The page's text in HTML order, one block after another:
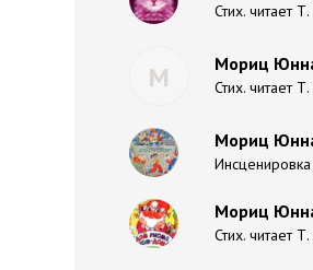
Стих. читает
М Мориц
Стих. читает
Мориц
Инсценировка
Мориц
Стих. читает